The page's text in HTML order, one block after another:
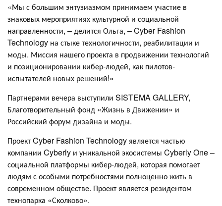
«Мы с большим энтузиазмом принимаем участие в
знаковых мероприятиях культурной и социальной
направленности, – делится Ольга, – Cyber Fashion
Technology на стыке технологичности, реабилитации и
моды. Миссия нашего проекта в продвижении технологий
и позиционировании кибер-людей, как пилотов-
испытателей новых решений!»
Партнерами вечера выступили SISTEMA GALLERY,
Благотворительный фонд «Жизнь в Движении» и
Российский форум дизайна и моды.
Проект Cyber Fashion Technology является частью
компании Cyberly и уникальной экосистемы Cyberly One –
социальной платформы кибер-людей, которая помогает
людям с особыми потребностями полноценно жить в
современном обществе. Проект является резидентом
технопарка «Сколково».